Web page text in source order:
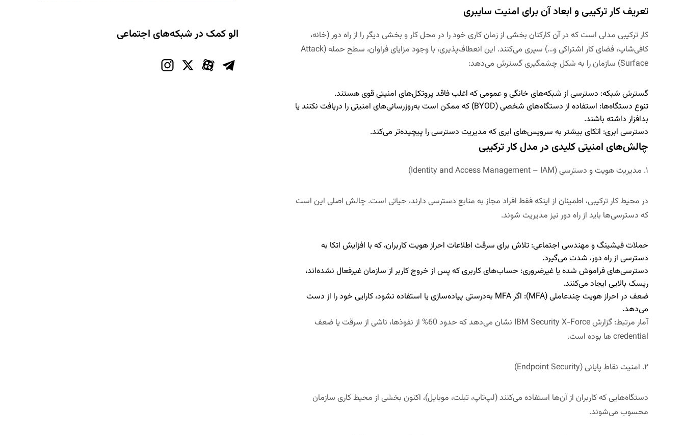
تعریف کار ترکیبی و ابعاد آن برای امنیت سایبری
کار ترکیبی مدلی است که در آن کارکنان بخشی از زمان کاری خود را در محل کار و بخشی دیگر را از راه دور (خانه،
کافی‌شاپ، فضای کار اشتراکی و…) سپری می‌کنند. این انعطاف‌پذیری، با وجود مزایای فراوان، سطح حمله (Attack
Surface
) سازمان را به شکل چشمگیری گسترش می‌دهد:
گسترش شبکه: دسترسی از شبکه‌های خانگی و عمومی که اغلب فاقد پروتکل‌های امنیتی قوی هستند.
تنوع دستگاه‌ها:
استفاده از دستگاه‌های شخصی (BYOD) که ممکن است به‌روزرسانی‌های امنیتی را دریافت نکنند یا
بدافزار داشته باشند.
دسترسی ابری: اتکای بیشتر به سرویس‌های ابری که مدیریت دسترسی را پیچیده‌تر می‌کند.
چالش‌های امنیتی کلیدی در مدل کار ترکیبی
۱. مدیریت هویت و دسترسی ( Identity and Access Management – IAM
)
در محیط کار ترکیبی، اطمینان از اینکهفقط افراد مجاز به منابع دسترسی دارند، حیاتی است. چالش اصلی این است
که دسترسی‌ها باید از راه دور نیز مدیریت شوند.
حملات فیشینگ و مهندسی اجتماعی: تلاش برای سرقت اطلاعات احراز هویت کاربران، که با افزایش اتکا به
دسترسی از راه دور، شدت می‌گیرد.
دسترسی‌های فراموش شده یا غیرضروری: حساب‌های کاربری که پس از خروج کاربر از سازمان غیرفعال نشده‌اند،
ریسک بالایی ایجاد می‌کنند.
ضعف در احراز هویت چندعاملی (MFA
):
اگر MFA به‌درستی پیاده‌سازی یا استفاده نشود، کارایی خود را از دست
می‌دهد.
آمار مرتبط: گزارشIBM Security X-Force
نشان می‌دهد که حدود 60% از نفوذها، ناشی از سرقت یا ضعف
credential ها بوده است.
۲. امنیت نقاط پایانی ( Endpoint Security
)
دستگاه‌هایی که کاربران از آن‌ها استفاده می‌کنند (لپ‌تاپ، تبلت، موبایل)، اکنون بخشی از محیط کاری سازمان
محسوب می‌شوند.
الو کمک در شبکه‌های اجتماعی